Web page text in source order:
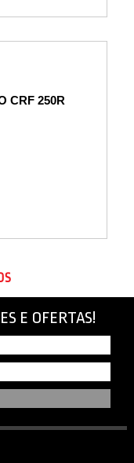
CRF 250R
E OFERTAS!